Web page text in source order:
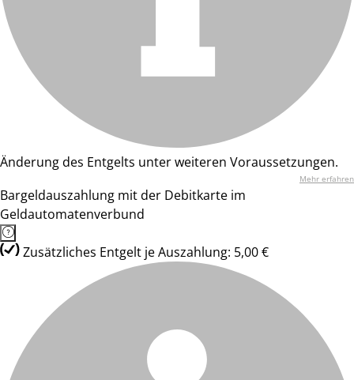
Änderung des Entgelts unter weiteren Voraussetzungen.
Mehr erfahren
Bargeldauszahlung mit der Debitkarte im
Geldautomatenverbund
Zusätzliches Entgelt je Auszahlung: 5,00 €